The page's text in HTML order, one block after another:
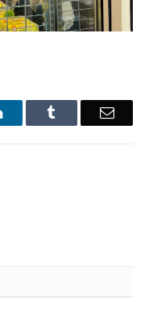
LinkedIn Email